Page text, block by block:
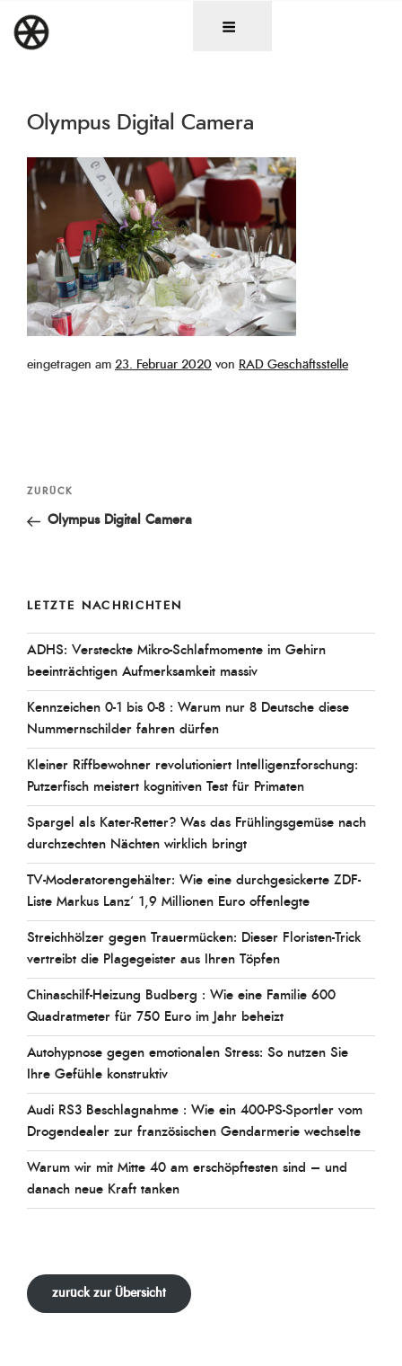
Inhalt
springen
Olympus Digital Camera
eingetragen am Veröffentlicht
23. Februar 2020 von RAD Geschäftsstelle
Beitragsnavigation
Vorheriger
Beitrag
ZURÜCK
Olympus Digital Camera
LETZTE NACHRICHTEN
ADHS: Versteckte Mikro-Schlafmomente im Gehirn
beeinträchtigen Aufmerksamkeit massiv
Kennzeichen 0-1 bis 0-8 : Warum nur 8 Deutsche diese
Nummernschilder fahren dürfen
Kleiner Riffbewohner revolutioniert Intelligenzforschung:
Putzerfisch meistert kognitiven Test für Primaten
Spargel als Kater-Retter? Was das Frühlingsgemüse nach
durchzechten Nächten wirklich bringt
TV-Moderatorengehälter: Wie eine durchgesickerte ZDF-
Liste Markus Lanz‘ 1,9 Millionen Euro offenlegte
Streichhölzer gegen Trauermücken: Dieser Floristen-Trick
vertreibt die Plagegeister aus Ihren Töpfen
Chinaschilf-Heizung Budberg : Wie eine Familie 600
Quadratmeter für 750 Euro im Jahr beheizt
Autohypnose gegen emotionalen Stress: So nutzen Sie
Ihre Gefühle konstruktiv
Audi RS3 Beschlagnahme : Wie ein 400-PS-Sportler vom
Drogendealer zur französischen Gendarmerie wechselte
Warum wir mit Mitte 40 am erschöpftesten sind – und
danach neue Kraft tanken
zurück zur Übersicht